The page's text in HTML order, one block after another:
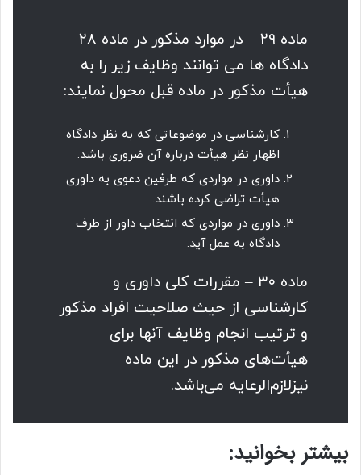
ماده ۲۹ – در موارد مذکور در ماده ۲۸
دادگاه ها می توانند وظایف زیر را به
هیأت مذکور در ماده قبل محول نمایند:
کارشناسی در موضوعاتی که به نظر دادگاه
اظهار نظر هیأت درباره آن ضروری باشد.
داوری در مواردی که طرفین دعوی به داوری
هیأت تراضی کرده باشند.
داوری در مواردی که انتخاب داور از طرف
دادگاه به عمل آید.
ماده ۳۰ – مقررات کلی داوری و
کارشناسی از حیث صلاحیت افراد مذکور
و ترتیب انجام وظایف آنها برای
هیأت‌های مذکور در این ماده
نیز‌لازم‌الرعایه می‌باشد.
بیشتر بخوانید: